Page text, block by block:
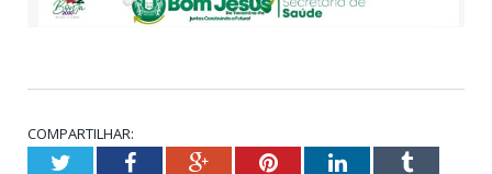
COMPARTILHAR:
TwitterFacebookGoogle+PinterestLinkedInTumblr